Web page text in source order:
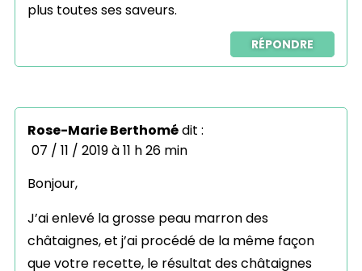
plus toutes ses saveurs.
RÉPONDRE
Rose-Marie Berthomédit :
07 / 11 / 2019 à 11 h 26 min
Bonjour,
J’ai enlevé la grosse peau marron des
châtaignes, et j’ai procédé de la même façon
que votre recette, le résultat des châtaignes